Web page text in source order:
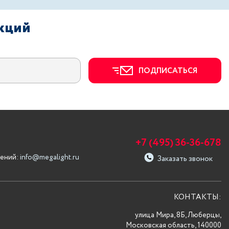
ПОДПИСАТЬСЯ
info@megalight.ru
+7 (495) 36-36-678
Заказать звонок
КОНТАКТЫ:
улица Мира, 8Б, Люберцы,
Московская область, 140000